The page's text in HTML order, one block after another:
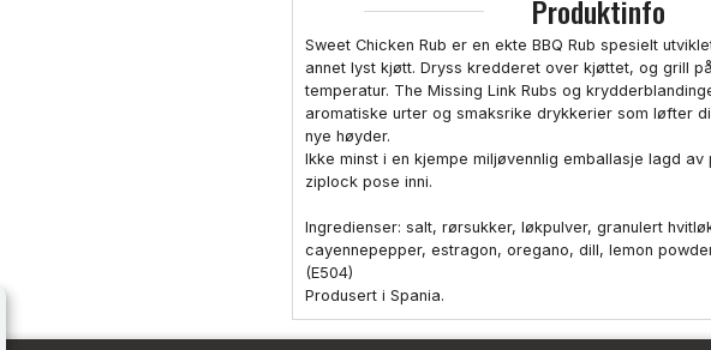
Produktinfo
Sweet Chicken Rub er en ekte BBQ Rub spesielt
annet lyst kjøtt. Dryss kredderet over kjøttet, og grill
temperatur. The Missing Link Rubs og
aromatiske urter og smaksrike drykkerier som løfter
nye høyder.
Ikke minst i en kjempe miljøvennlig emballasje lagd
ziplock pose inni.
Ingredienser: salt, rørsukker, løkpulver, granulert
cayennepepper, estragon, oregano, dill, lemon
(E504)
Produsert i Spania.